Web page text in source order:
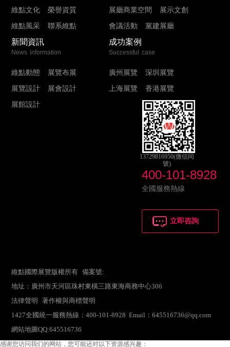
維點文化 榮譽資質
維點風采 聯系維點
展廳商業空間 展示文創
會議活動 黨建展廳
新聞資訊
News information
維點動態 展覽布展
展覽設計 展會設計
展館設計
成功案例
Successful case
廣州展覽 深圳展覽
上海展覽 香港展覽
13729816950(微信同
號)
400-101-8928
全國服務熱線
立即咨詢
維點國際展覽版權所有 備案號:
地址：廣州市天河區珠村東橫三路東海商務中心306
法律聲明
著作權與商標聲明
1427全國統一服務熱線：400-101-8928 Email：645516736@qq.com
網站地圖QQ:645516736
感谢您访问我们的网站，您可能还对以下资源感兴趣：